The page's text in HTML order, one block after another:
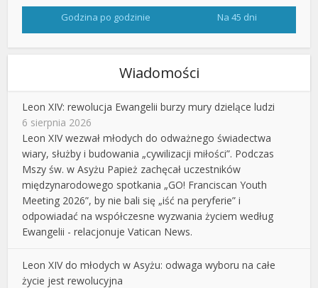
Godzina po godzinie Na 45 dni
Wiadomości
Leon XIV: rewolucja Ewangelii burzy mury dzielące ludzi
6 sierpnia 2026
Leon XIV wezwał młodych do odważnego świadectwa
wiary, służby i budowania „cywilizacji miłości”. Podczas
Mszy św. w Asyżu Papież zachęcał uczestników
międzynarodowego spotkania „GO! Franciscan Youth
Meeting 2026”, by nie bali się „iść na peryferie” i
odpowiadać na współczesne wyzwania życiem według
Ewangelii - relacjonuje Vatican News.
Leon XIV do młodych w Asyżu: odwaga wyboru na całe
życie jest rewolucyjna